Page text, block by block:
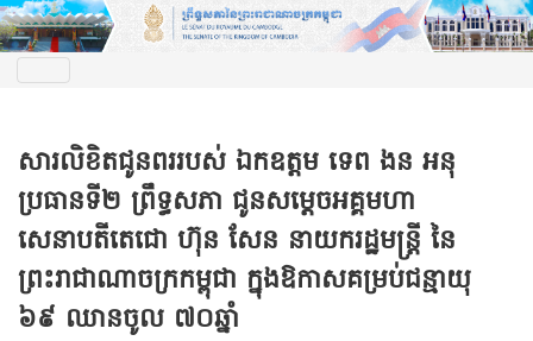
សារលិខិតជូនពររបស់ ឯកឧត្តម ទេព ងន អនុ
ប្រធានទី២ ព្រឹទ្ធសភា ជូនសម្តេចអគ្គមហា
សេនាបតីតេជោ ហ៊ុន សែន នាយករដ្ឋមន្រ្តី នៃ
ព្រះរាជាណាចក្រកម្ពុជា ក្នុងឱកាសគម្រប់ជន្មាយុ
៦៩ ឈានចូល ៧០ឆ្នាំ